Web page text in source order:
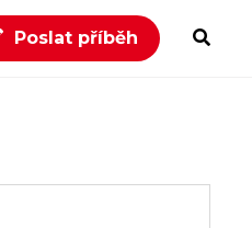
Poslat příběh